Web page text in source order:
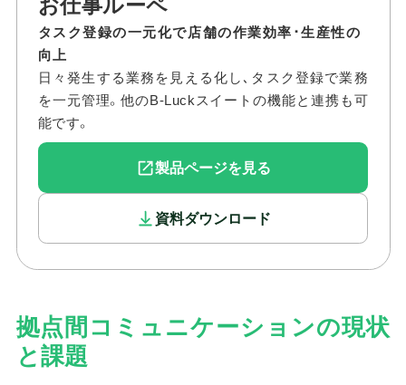
お仕事ルーペ
タスク登録の一元化で店舗の作業効率･生産性の
向上
日々発生する業務を見える化し､タスク登録で業務
を一元管理。他のB-Luckスイートの機能と連携も可
能です。
製品ページを見る
資料ダウンロード
拠点間コミュニケーションの現状
と課題